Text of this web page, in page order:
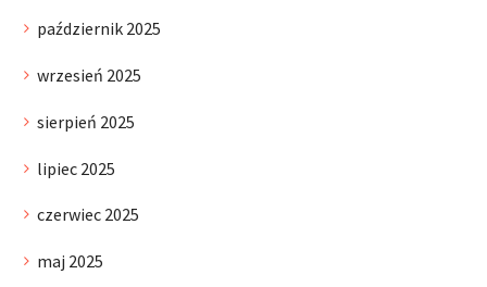
październik 2025
wrzesień 2025
sierpień 2025
lipiec 2025
czerwiec 2025
maj 2025